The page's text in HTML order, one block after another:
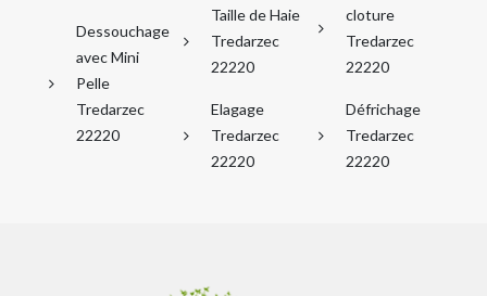
Dessouchage
avec Mini
Pelle
Tredarzec
22220
Taille de Haie
Tredarzec
22220
Elagage
Tredarzec
22220
cloture
Tredarzec
22220
Défrichage
Tredarzec
22220